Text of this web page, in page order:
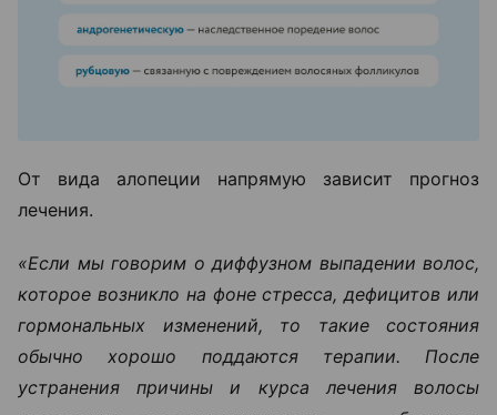
От вида алопеции напрямую зависит прогноз
лечения.
«Если мы говорим о диффузном выпадении волос,
которое возникло на фоне стресса, дефицитов или
гормональных изменений, то такие состояния
обычно хорошо поддаются терапии. После
устранения причины и курса лечения волосы